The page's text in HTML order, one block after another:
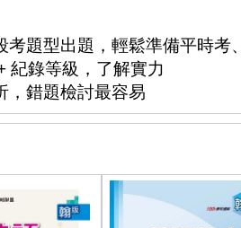
考題型出題，輕鬆準備平時考
紀錄等級，了解實力
，錯題檢討最容易